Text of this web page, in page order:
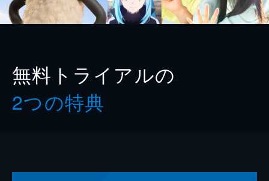
無料トライアルの
2つの特典